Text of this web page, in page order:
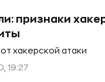
признаки
хакерской атаки
19:27